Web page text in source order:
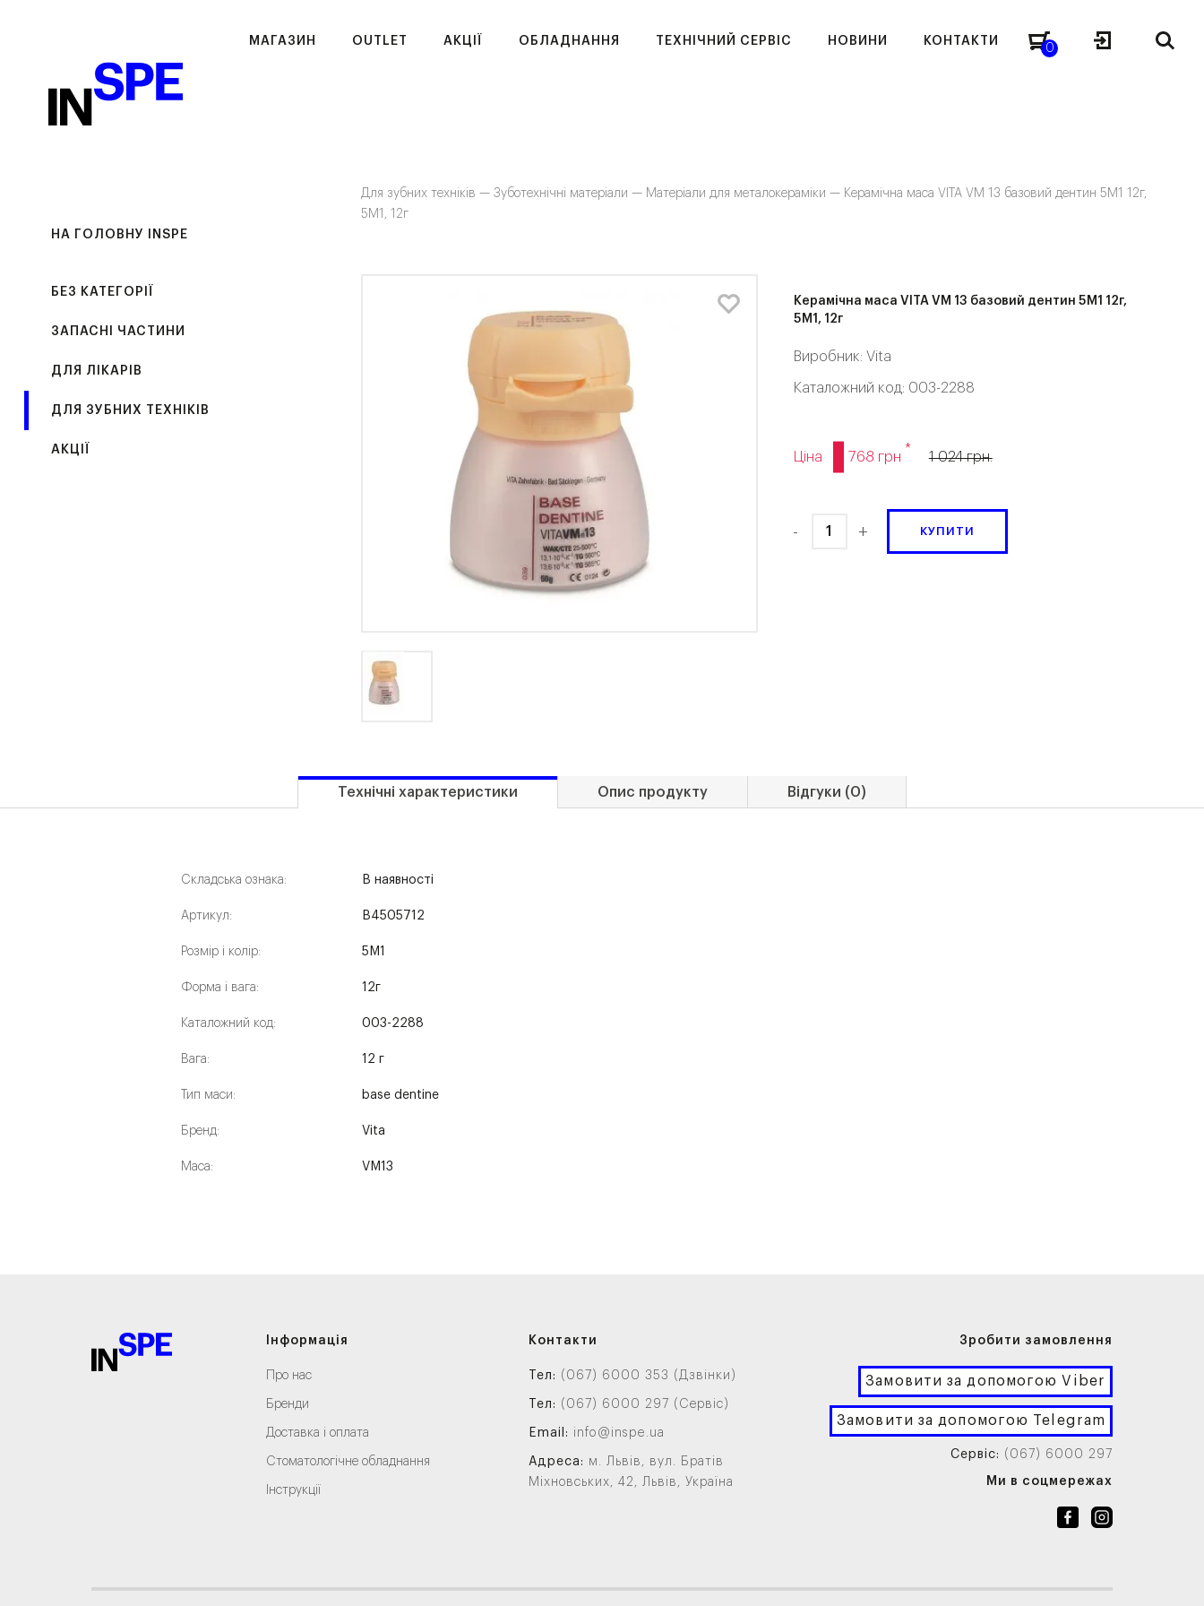
МАГАЗИН OUTLET АКЦІЇ ОБЛАДНАННЯ ТЕХНІЧНИЙ СЕРВІС НОВИНИ КОНТАКТИ
0
НА ГОЛОВНУ INSPE
БЕЗ КАТЕГОРІЇ
ЗАПАСНІ ЧАСТИНИ
ДЛЯ ЛІКАРІВ
ДЛЯ ЗУБНИХ ТЕХНІКІВ
АКЦІЇ
Для зубних техніків —Зуботехнічні матеріали — Матеріали для металокераміки — Керамічна маса VITA VM 13 базовий дентин 5M1 12г,
5M1, 12г
Керамічна маса VITA VM 13 базовий дентин 5M1 12г,
5M1, 12г
Виробник: Vita
Каталожний код: 003-2288
Ціна 768 грн *
1 024 грн.
- + КУПИТИ
Технічні характеристики Опис продукту Відгуки (0)
Складська ознака:
Артикул:
Розмір і колір:
Форма і вага:
Каталожний код:
Вага:
Тип маси:
Бренд:
Маса:
В наявності
B4505712
5M1
12г
003-2288
12 г
base dentine
Vita
VM13
Інформація
Про нас
Бренди
Доставка і оплата
Стоматологічне обладнання
Інструкції
Контакти
Тел: (067) 6000 353 (Дзвінки)
Тел: (067) 6000 297 (Сервіс)
Email: info@inspe.ua
Адреса: м. Львів, вул. Братів
Міхновських, 42, Львів, Україна
Зробити замовлення
Замовити за допомогою Viber
Замовити за допомогою Telegram
Сервіс: (067) 6000 297
Ми в соцмережах